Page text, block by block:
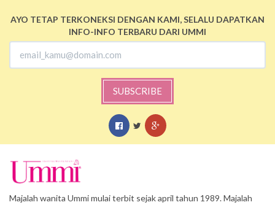
AYO TETAP TERKONEKSI DENGAN KAMI, SELALU DAPATKAN
INFO-INFO TERBARU DARI UMMI
SUBSCRIBE
Majalah wanita Ummi mulai terbit sejak april tahun 1989. Majalah